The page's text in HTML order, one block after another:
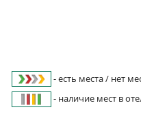
- есть места / нет
- наличие мест в